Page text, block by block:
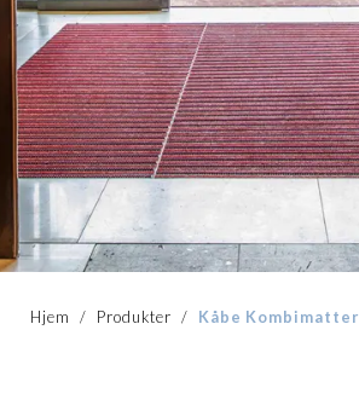
Hjem / Produkter / Kåbe Kombimatter